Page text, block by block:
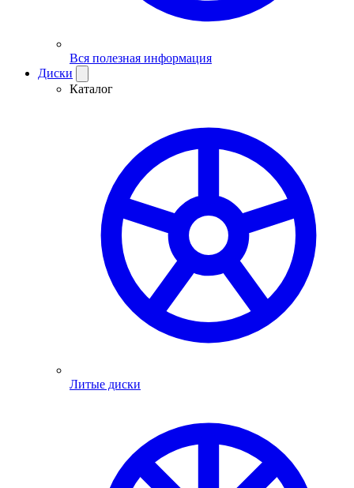
Вся полезная информация
Диски
Каталог
Литые диски